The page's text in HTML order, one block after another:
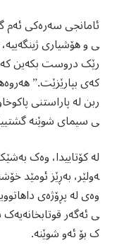
ئامانجی سەرەکی ئەم
ی و هۆشیاری
رێک دروست بکەین
کەی بپارێزێت.”
ربن لە پاراستنی
ی سیمای شوێنە
لە کۆتاییدا، وەک
ەولێر، بەڕێز ئومێد
وەی لە پڕۆژەی
ی ئەگەر
ک بۆ ئەو شوێنە.